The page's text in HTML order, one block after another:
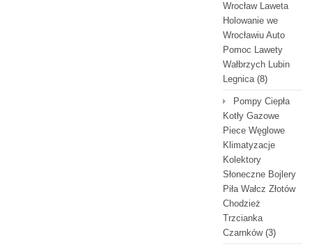
Wrocław Laweta
Holowanie we
Wrocławiu Auto
Pomoc Lawety
Wałbrzych Lubin
Legnica(8)
Pompy Ciepła
Kotły Gazowe
Piece Węglowe
Klimatyzacje
Kolektory
Słoneczne Bojlery
Piła Wałcz Złotów
Chodzież
Trzcianka
Czarnków(3)